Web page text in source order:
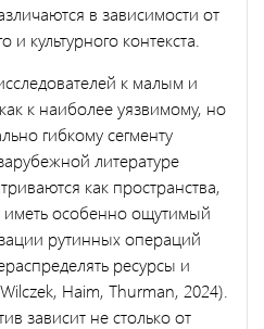
в зависимости от
культурного контекста.
к малым и
к наиболее уязвимому, но
гибкому сегменту
литературе
как пространства,
особенно ощутимый
рутинных операций
ресурсы и
Haim, Thurman, 2024).
зависит не столько от